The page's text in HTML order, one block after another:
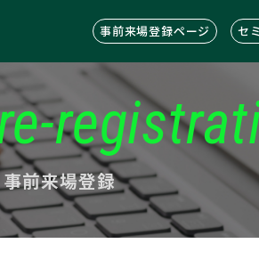
事前来場登録ページ セ
事前来場登録